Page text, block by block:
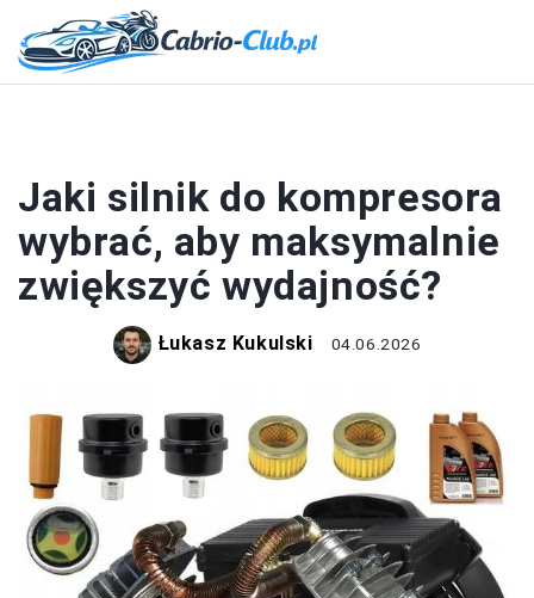
Jaki silnik do kompresora
wybrać, aby maksymalnie
zwiększyć wydajność?
Łukasz Kukulski 04.06.2026